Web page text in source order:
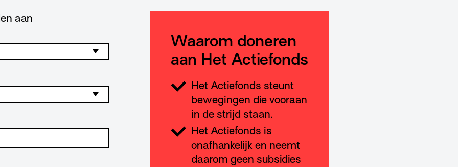
aan
Waarom doneren
aan Het Actiefonds
Het Actiefonds steunt
bewegingen die vooraan
in de strijd staan.
Het Actiefonds is
onafhankelijk en neemt
daarom geen subsidies